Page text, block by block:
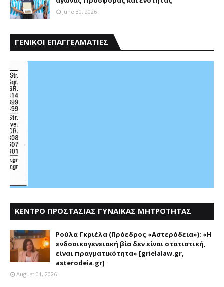
June 30, 2026
ΓΕΝΙΚΟΙ ΕΠΑΓΓΕΛΜΑΤΙΕΣ
ΚΕΝΤΡΟ ΠΡΟΣΤΑΣΙΑΣ ΓΥΝΑΙΚΑΣ ΜΗΤΡΟΤΗΤΑΣ
Ρούλα Γκριέλα (Πρόεδρος «Αστερόδεια»): «Η
ενδοοικογενειακή βία δεν είναι στατιστική,
είναι πραγματικότητα» [grielalaw.gr,
asterodeia.gr]
August 01, 2026